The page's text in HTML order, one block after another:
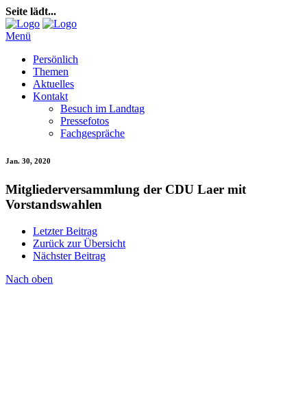
Seite lädt...
Menü
Persönlich
Themen
Aktuelles
Kontakt
Besuch im Landtag
Pressefotos
Fachgespräche
Jan. 30, 2020
Mitgliederversammlung der CDU Laer mit
Vorstandswahlen
Letzter Beitrag
Zurück zur Übersicht
Nächster Beitrag
Nach oben